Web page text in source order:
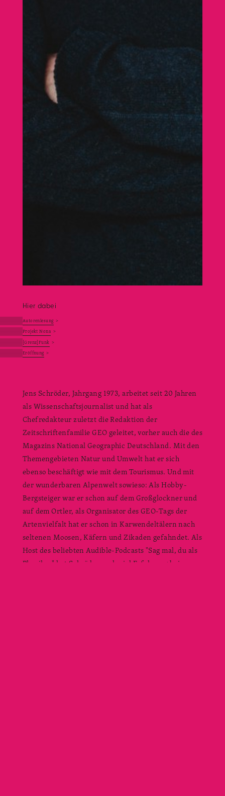
Hier dabei
Autorenlesung >
Projekt Nona >
[Grenz]Funk >
Eröffnung >
Jens Schröder, Jahrgang 1973, arbeitet seit 20 Jahren
als Wissenschaftsjournalist und hat als
Chefredakteur zuletzt die Redaktion der
Zeitschriftenfamilie GEO geleitet, vorher auch die des
Magazins National Geographic Deutschland. Mit den
Themengebieten Natur und Umwelt hat er sich
ebenso beschäftigt wie mit dem Tourismus. Und mit
der wunderbaren Alpenwelt sowieso: Als Hobby-
Bergsteiger war er schon auf dem Großglockner und
auf dem Ortler, als Organisator des GEO-Tags der
Artenvielfalt hat er schon in Karwendeltälern nach
seltenen Moosen, Käfern und Zikaden gefahndet. Als
Host des beliebten Audible-Podcasts "Sag mal, du als
Physiker" hat Schröder auch viel Erfahrung beim